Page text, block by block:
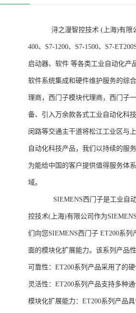
浔之漫智控技术 (上海)有限公司
400、S7-1200、S7-1500、S7-
启动器、软件 等各类工业自动化产
软件系统集成和硬件维护服务的综
理商，西门子模块代理商，西门子
备、引入万余款各式工业自动化科
闵路等交通主干道将松江工业区与
自动化科技产品，我们以持续的服
为能给中国的客户提供值得服务体
域。
SIEMENS西门子是工业自动化
控技术(上海)有限公司作为
们向您SIEMENS西门子 ET200系
面的模块化扩展能力。该系列产品
可靠性：ET200系列产品采用了的
灵活性：ET200系列产品支持多种
模块化扩展能力：ET200系列产品